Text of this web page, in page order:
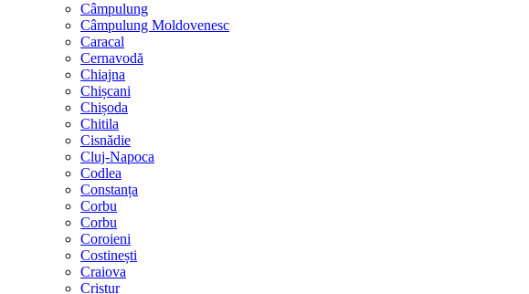
Câmpulung
Câmpulung Moldovenesc
Caracal
Cernavodă
Chiajna
Chișcani
Chișoda
Chitila
Cisnădie
Cluj-Napoca
Codlea
Constanța
Corbu
Corbu
Coroieni
Costinești
Craiova
Cristur